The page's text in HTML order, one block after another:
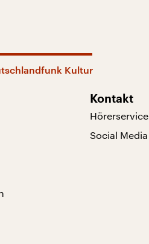
Kultur
Kontakt
Hörerservice
Social Media